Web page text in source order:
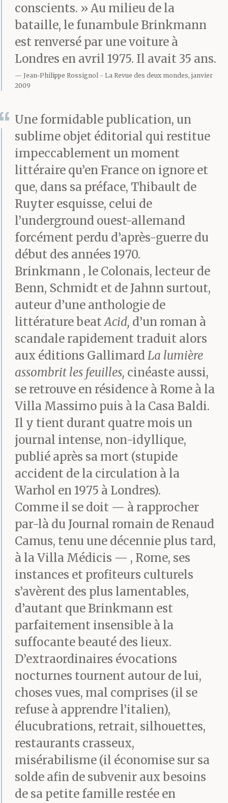
conscients. » Au milieu de la
bataille, le funambule Brinkmann
est renversé par une voiture à
Londres en avril 1975. Il avait 35 ans.
Jean-Philippe Rossignol
La Revue des deux mondes, janvier
2009
Une formidable publication, un
sublime objet éditorial qui restitue
impeccablement un moment
littéraire qu’en France on ignore et
que, dans sa préface, Thibault de
Ruyter esquisse, celui de
l’underground ouest-allemand
forcément perdu d’après-guerre du
début des années 1970.
Brinkmann , le Colonais, lecteur de
Benn, Schmidt et de Jahnn surtout,
auteur d’une anthologie de
littérature beatAcid, d’un roman à
scandale rapidement traduit alors
aux éditions GallimardLa lumière
assombrit les feuilles, cinéaste aussi,
se retrouve en résidence à Rome à la
Villa Massimo puis à la Casa Baldi.
Il y tient durant quatre mois un
journal intense, non-idyllique,
publié après sa mort (stupide
accident de la circulation à la
Warhol en 1975 à Londres).
Comme il se doit — à rapprocher
par-là du Journal romain de Renaud
Camus, tenu une décennie plus tard,
à la Villa Médicis — , Rome, ses
instances et profiteurs culturels
s’avèrent des plus lamentables,
d’autant que Brinkmann est
parfaitement insensible à la
suffocante beauté des lieux.
D’extraordinaires évocations
nocturnes tournent autour de lui,
choses vues, mal comprises (il se
refuse à apprendre l’italien),
élucubrations, retrait, silhouettes,
restaurants crasseux,
misérabilisme (il économise sur sa
solde afin de subvenir aux besoins
de sa petite famille restée en